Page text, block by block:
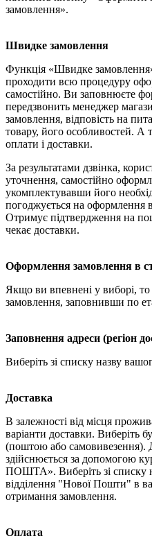
замовлення».
Швидке замовлення
Функція «Швидке
проходити всю процедуру
самостійно. Ви заповнюєте
передзвонить менеджер
замовлення, відповість на
товару, його особливостей. А
оплати і доставки.
За результатами дзвінка,
уточнення, самостійно
укомплектувавши його
погоджується на оформлення
Отримує підтвердження на
чекає доставки.
Оформлення замовлення в
Якщо ви впевнені у виборі,
замовлення, заповнивши по
Заповнення адреси (регіон
Виберіть зі списку назву
Доставка
В залежності від місця
варіанти доставки. Виберіть
(поштою або самовивезення).
здійснюється за допомогою
ПОШТА». Виберіть зі списку
відділення "Нової Пошти" в
отримання замовлення.
Оплата